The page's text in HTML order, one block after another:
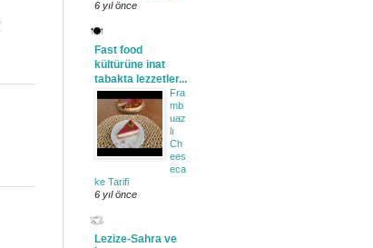
6 yıl önce
Fast food
kültürüne inat
tabakta lezzetler...
Fra
mb
uaz
lı
Ch
ees
eca
ke Tarifi
6 yıl önce
Lezize-Sahra ve